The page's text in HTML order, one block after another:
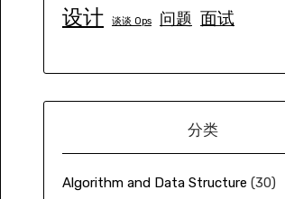
设计 谈谈 Ops 问题 面试
分类
Algorithm and Data Structure (30)